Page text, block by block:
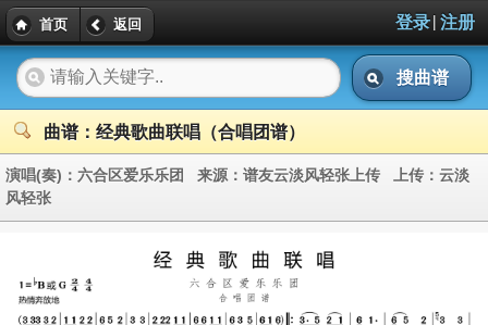
首页 返回 登录| 注册
搜曲谱
曲谱：经典歌曲联唱（合唱团谱）
演唱(奏)： 六合区爱乐乐团 来源： 谱友云淡风轻张上传 上传： 云淡
风轻张